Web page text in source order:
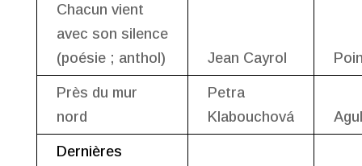
Chacun vient
avec son silence
(poésie ; anthol)
Jean Cayrol
Près du mur
nord
Petra
Klabouchová
Dernières